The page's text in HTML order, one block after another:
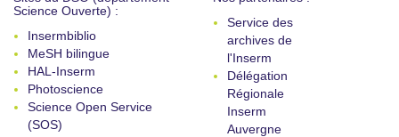
Science Ouverte) :
Insermbiblio
MeSH bilingue
HAL-Inserm
Photoscience
Science Open Service
(SOS)
Service des
archives de
l'Inserm
Délégation
Régionale
Inserm
Auvergne